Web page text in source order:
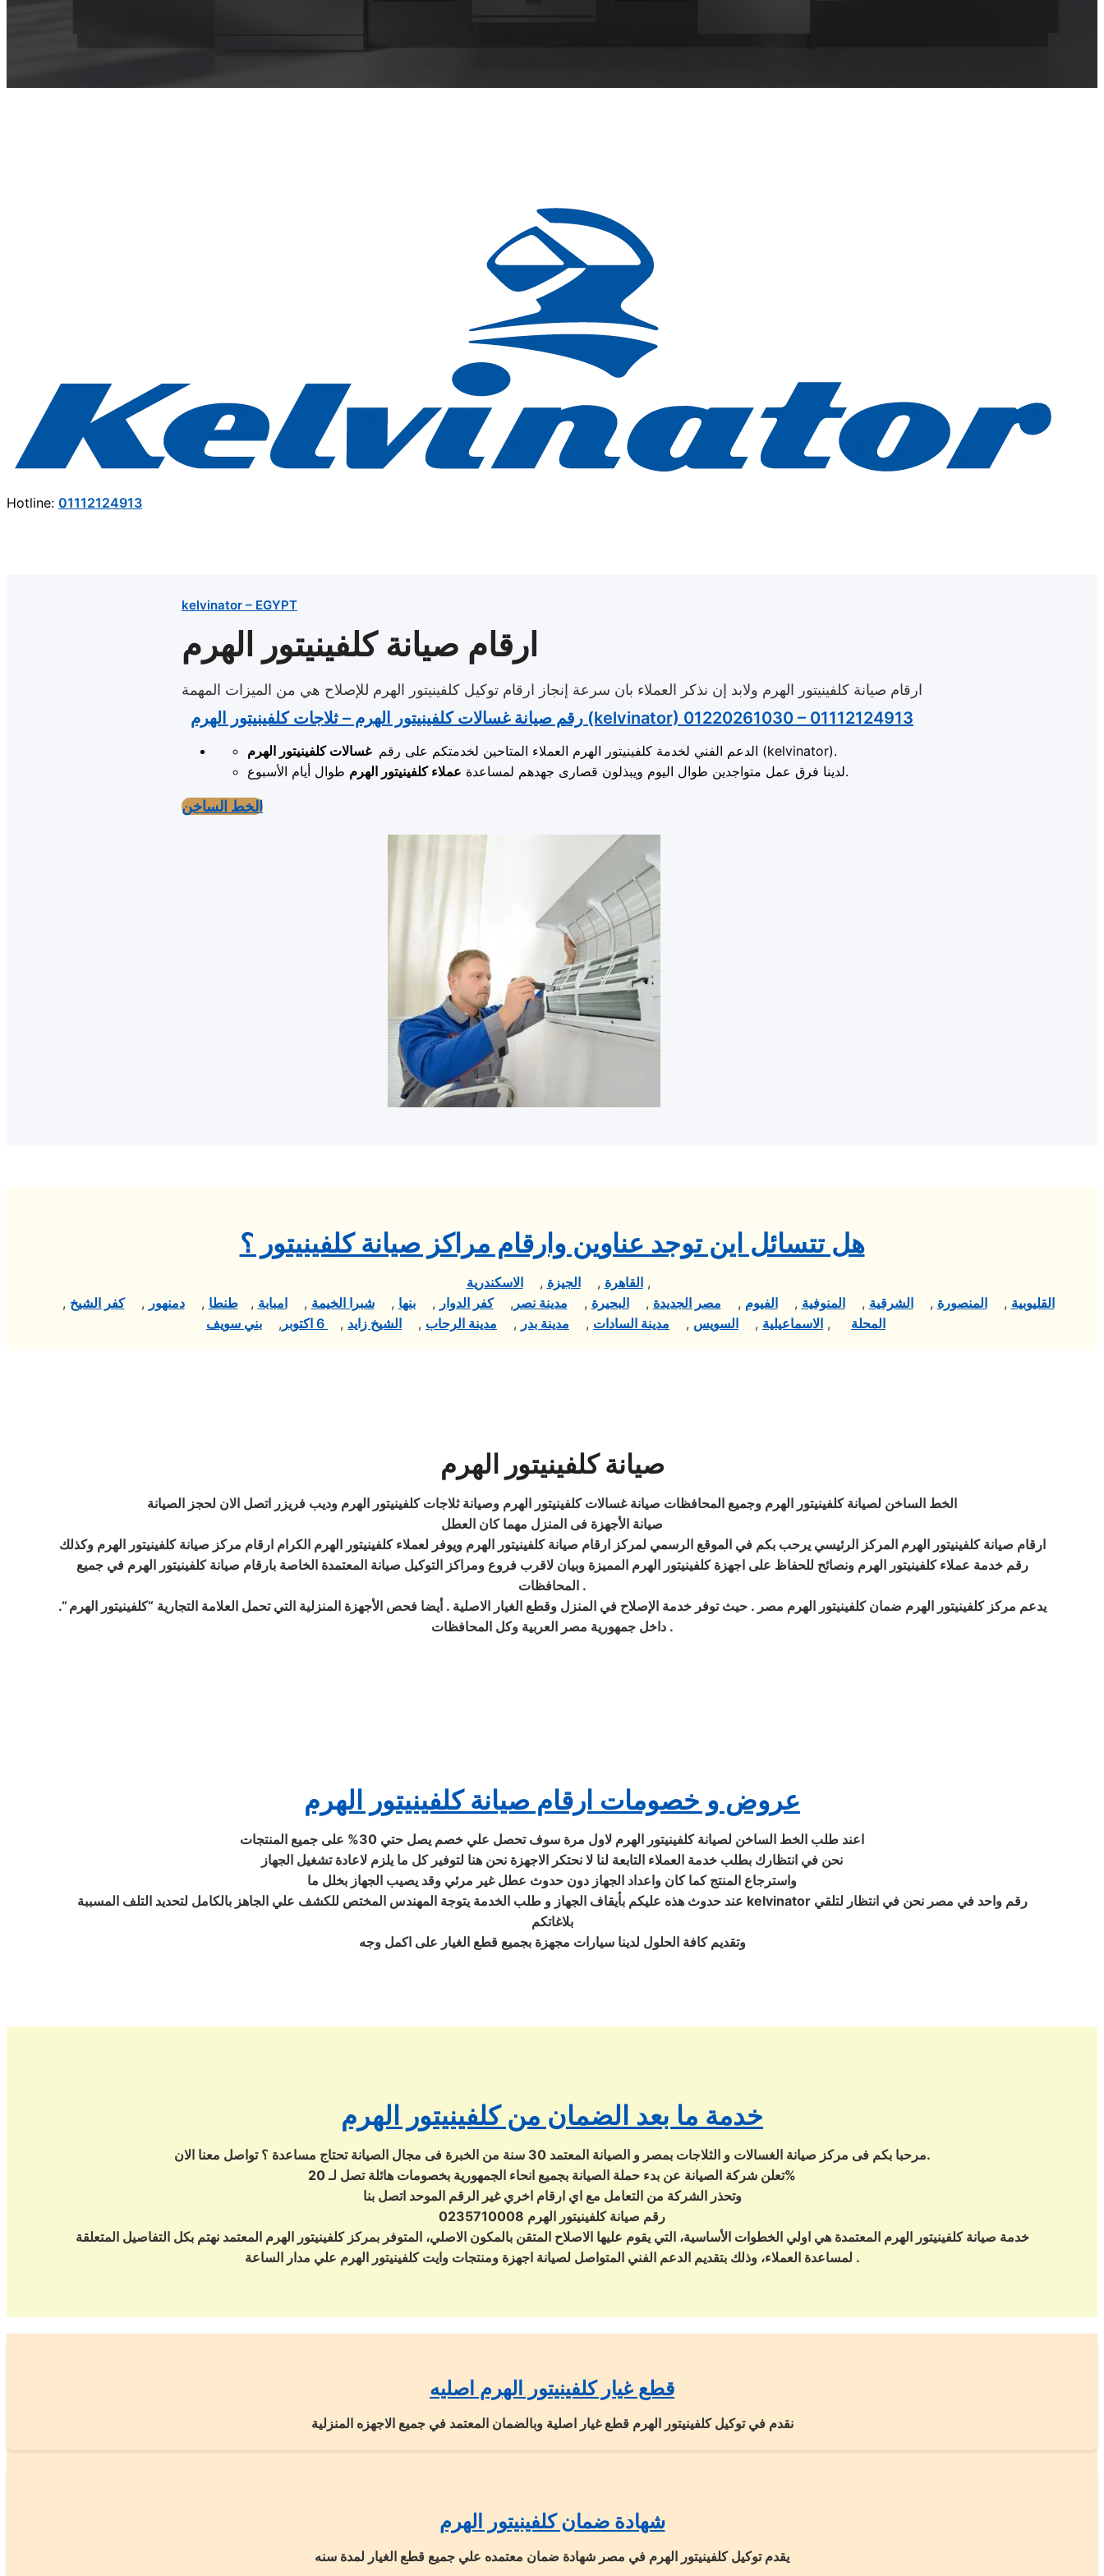
Hotline: 01112124913
kelvinator – EGYPT
ارقام صيانة كلفينيتور الهرم
ارقام صيانة كلفينيتور الهرم​ ولابد إن نذكر العملاء بان سرعة إنجاز ارقام توكيل كلفينيتور الهرم للإصلاح هي من الميزات المهمة
رقم صيانة غسالات كلفينيتور الهرم – ثلاجات كلفينيتور الهرم (kelvinator) 01220261030 – 01112124913
الدعم الفني لخدمة كلفينيتور الهرم العملاء المتاحين لخدمتكم على رقم غسالات كلفينيتور الهرم
(kelvinator).
لدينا فرق عمل متواجدين طوال اليوم ويبذلون قصارى جهدهم لمساعدة عملاء كلفينيتور الهرم طوال أيام الأسبوع.
الخط الساخن
هل تتسائل اين توجد عناوين وارقام مراكز صيانة كلفينيتور ؟
القاهرة ,الجيزة ,الاسكندرية
,
القليوبية ,المنصورة ,الشرقية ,المنوفية ,الفيوم , مصر الجديدة ,البحيرة , مدينة نصر ,كفر الدوار ,بنها ,شبرا الخيمة ,امبابة ,طنطا ,دمنهور ,كفر الشيخ ,
المحلة , الاسماعيلية , السويس , مدينة السادات , مدينة بدر , مدينة الرحاب , الشيخ زايد ,
, بني سويف
صيانة كلفينيتور الهرم
الخط الساخن لصيانة كلفينيتور الهرم وجميع المحافظات صيانة غسالات كلفينيتور الهرم وصيانة ثلاجات كلفينيتور الهرم وديب فريزر اتصل الان لحجز الصيانة
صيانة الأجهزة فى المنزل مهما كان العطل
ارقام صيانة كلفينيتور الهرم المركز الرئيسي يرحب بكم في الموقع الرسمي لمركز ارقام صيانة كلفينيتور الهرم ويوفر لعملاء كلفينيتور الهرم الكرام ارقام مركز صيانة كلفينيتور الهرم وكذلك
رقم خدمة عملاء كلفينيتور الهرم ونصائح للحفاظ على اجهزة كلفينيتور الهرم المميزة وبيان لاقرب فروع ومراكز التوكيل صيانة المعتمدة الخاصة بارقام صيانة كلفينيتور الهرم في جميع
المحافظات .
يدعم مركز كلفينيتور الهرم ضمان كلفينيتور الهرم مصر . حيث توفر خدمة الإصلاح في المنزل وقطع الغيار الاصلية . أيضا فحص الأجهزة المنزلية التي تحمل العلامة التجارية “كلفينيتور الهرم “.
داخل جمهورية مصر العربية وكل المحافظات .
عروض و خصومات ارقام صيانة كلفينيتور الهرم
اعند طلب الخط الساخن لصيانة كلفينيتور الهرم لاول مرة سوف تحصل علي خصم يصل حتي 30% على جميع المنتجات
نحن في انتظارك بطلب خدمة العملاء التابعة لنا لا نحتكر الاجهزة نحن هنا لتوفير كل ما يلزم لاعادة تشغيل الجهاز
واسترجاع المنتج كما كان واعداد الجهاز دون حدوث عطل غير مرئي وقد يصيب الجهاز بخلل ما
عند حدوث هذه عليكم بأيقاف الجهاز و طلب الخدمة يتوجة المهندس المختص للكشف علي الجاهز بالكامل لتحديد التلف المسببة kelvinator رقم واحد في مصر نحن في انتظار لتلقي
بلاغاتكم
وتقديم كافة الحلول لدينا سيارات مجهزة بجميع قطع الغيار على اكمل وجه
خدمة ما بعد الضمان من كلفينيتور الهرم
مرحبا بكم فى مركز صيانة الغسالات و الثلاجات بمصر و الصيانة المعتمد 30 سنة من الخبرة فى مجال الصيانة تحتاج مساعدة ؟ تواصل معنا الان.
تعلن شركة الصيانة عن بدء حملة الصيانة بجميع انحاء الجمهورية بخصومات هائلة تصل لـ 20%
وتحذر الشركة من التعامل مع اي ارقام اخري غير الرقم الموحد اتصل بنا
رقم صيانة كلفينيتور الهرم 0235710008
خدمة صيانة كلفينيتور الهرم المعتمدة هي اولي الخطوات الأساسية، التي يقوم عليها الاصلاح المتقن بالمكون الاصلي، المتوفر بمركز كلفينيتور الهرم المعتمد نهتم بكل التفاصيل المتعلقة
لمساعدة العملاء، وذلك بتقديم الدعم الفني المتواصل لصيانة اجهزة ومنتجات وايت كلفينيتور الهرم علي مدار الساعة .
قطع غيار كلفينيتور الهرم اصليه
نقدم في توكيل كلفينيتور الهرم قطع غيار اصلية وبالضمان المعتمد في جميع الاجهزه المنزلية
شهادة ضمان كلفينيتور الهرم
يقدم توكيل كلفينيتور الهرم في مصر شهادة ضمان معتمده علي جميع قطع الغيار لمدة سنه